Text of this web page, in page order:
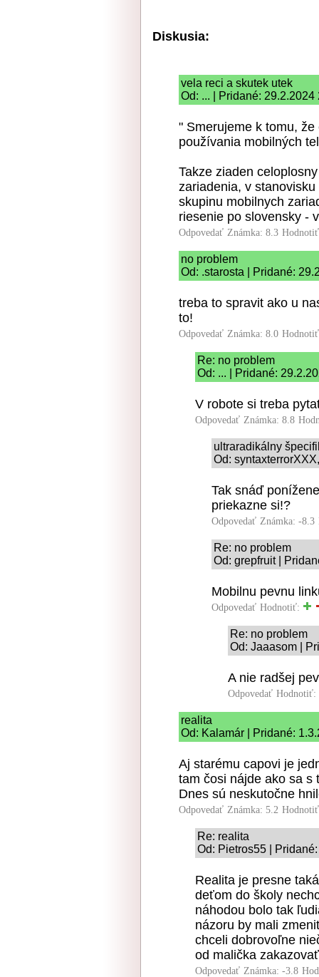
Diskusia:
vela reci a skutek utek
Od: ... | Pridané: 29.2.2024
" Smerujeme k tomu,
používania mobilných
Takze ziaden
zariadenia, v
skupinu mobilnych
riesenie po slovensky -
Odpovedať Známka: 8.3
no problem
Od: .starosta | Pridané:
treba to spravit ako u
to!
Odpovedať Známka: 8.0
Re: no problem
Od: ... | Pridané:
V robote si treba
Odpovedať Známka: 8.8
ultraradikálny
Od:
Tak snáď
priekazne si!?
Odpovedať Známka: -8.3
Re: no problem
Od: grepfruit |
Mobilnu pevnu
Odpovedať Hodnotiť:
Re: no problem
Od: Jaaasom |
A nie radšej
Odpovedať Hodnotiť:
realita
Od: Kalamár | Pridané:
Aj starému capovi je
tam čosi nájde ako sa s
Dnes sú neskutočne
Odpovedať Známka: 5.2
Re: realita
Od: Pietros55 |
Realita je presne
deťom do školy
náhodou bolo tak
názoru by mali
chceli dobrovoľne
od malička
Odpovedať Známka: -3.8